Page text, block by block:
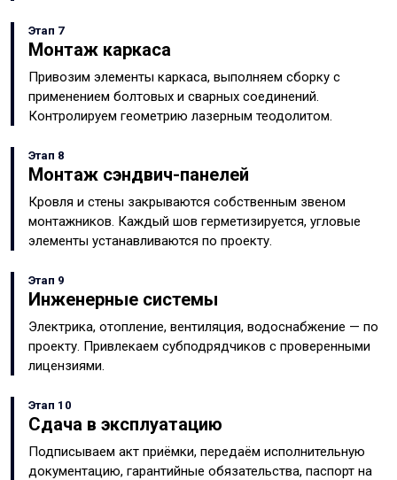
Этап 7
Монтаж каркаса
Привозим элементы каркаса, выполняем сборку с
применением болтовых и сварных соединений.
Контролируем геометрию лазерным теодолитом.
Этап 8
Монтаж сэндвич-панелей
Кровля и стены закрываются собственным звеном
монтажников. Каждый шов герметизируется, угловые
элементы устанавливаются по проекту.
Этап 9
Инженерные системы
Электрика, отопление, вентиляция, водоснабжение — по
проекту. Привлекаем субподрядчиков с проверенными
лицензиями.
Этап 10
Сдача в эксплуатацию
Подписываем акт приёмки, передаём исполнительную
документацию, гарантийные обязательства, паспорт на